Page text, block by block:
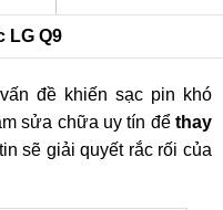
LG Q9
đề khiến sạc pin khó
sửa chữa uy tín để thay
sẽ giải quyết rắc rối của